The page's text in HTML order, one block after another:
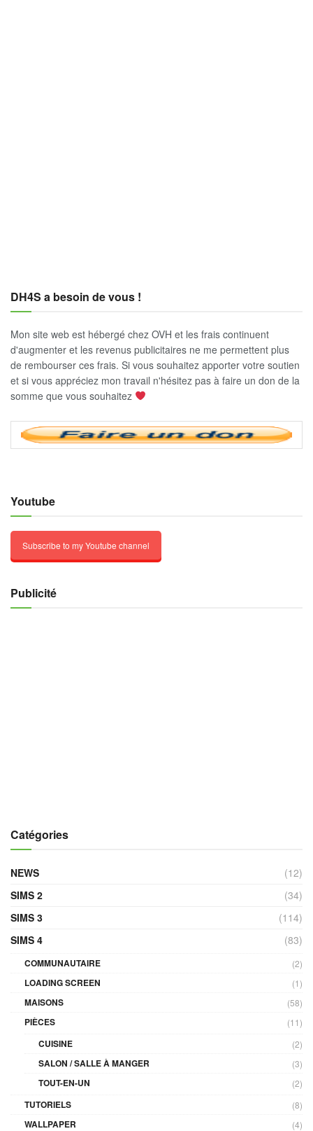
DH4S a besoin de vous !
Mon site web est hébergé chez OVH et les frais continuent
d'augmenter et les revenus publicitaires ne me permettent plus
de rembourser ces frais. Si vous souhaitez apporter votre soutien
et si vous appréciez mon travail n'hésitez pas à faire un don de la
somme que vous souhaitez
Youtube
Subscribe to my Youtube channel
Publicité
Catégories
NEWS
(12)
SIMS 2
(34)
SIMS 3
(114)
SIMS 4
(83)
COMMUNAUTAIRE (2)
LOADING SCREEN (1)
MAISONS (58)
PIÈCES (11)
CUISINE (2)
SALON / SALLE À MANGER (3)
TOUT-EN-UN (2)
TUTORIELS (8)
WALLPAPER (4)